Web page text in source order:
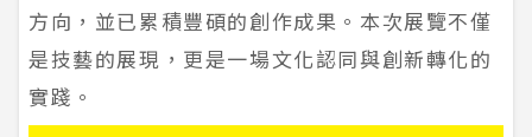
方向，並已累積豐碩的創作成果。本次展覽不僅
是技藝的展現，更是一場文化認同與創新轉化的
實踐。